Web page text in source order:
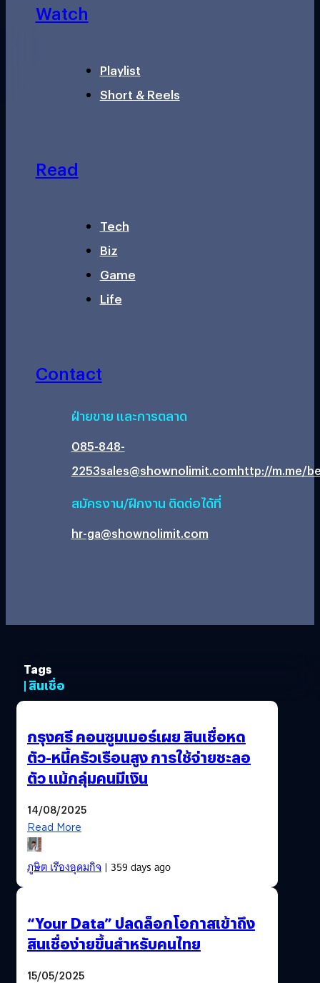
Watch
Playlist
Short & Reels
Read
Tech
Biz
Game
Life
Contact
ฝ่ายขาย และการตลาด
085-848-
2253sales@shownolimit.comhttp://m.me/
สมัครงาน/ฝึกงาน ติดต่อได้ที่
hr-ga@shownolimit.com
Tags
| สินเชื่อ
กรุงศรี คอนซูมเมอร์เผย สินเชื่อหด
ตัว-หนี้ครัวเรือนสูง การใช้จ่ายชะลอ
ตัว แม้กลุ่มคนมีเงิน
14/08/2025
Read More
ภูษิต เรืองอุดมกิจ| 359 days ago
“Your Data” ปลดล็อกโอกาสเข้าถึง
สินเชื่อง่ายขึ้นสำหรับคนไทย
15/05/2025